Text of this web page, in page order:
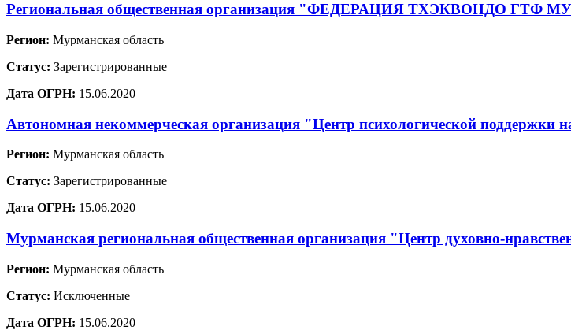
Региональная общественная организация "ФЕДЕРАЦИЯ ТХЭКВОНДО
Регион: Мурманская область
Статус: Зарегистрированные
Дата ОГРН: 15.06.2020
Автономная некоммерческая организация "Центр психологической поддержки
Регион: Мурманская область
Статус: Зарегистрированные
Дата ОГРН: 15.06.2020
Мурманская региональная общественная организация "Центр духовно-
Регион: Мурманская область
Статус: Исключенные
Дата ОГРН: 15.06.2020